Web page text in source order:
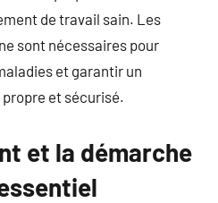
de travail sain. Les
sont nécessaires pour
et garantir un
et sécurisé.
et la démarche